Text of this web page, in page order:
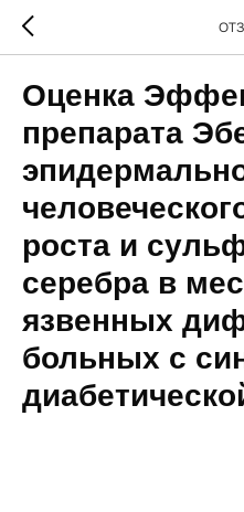
Оценка
препарата
роста и
серебра в
язвенных
больных с